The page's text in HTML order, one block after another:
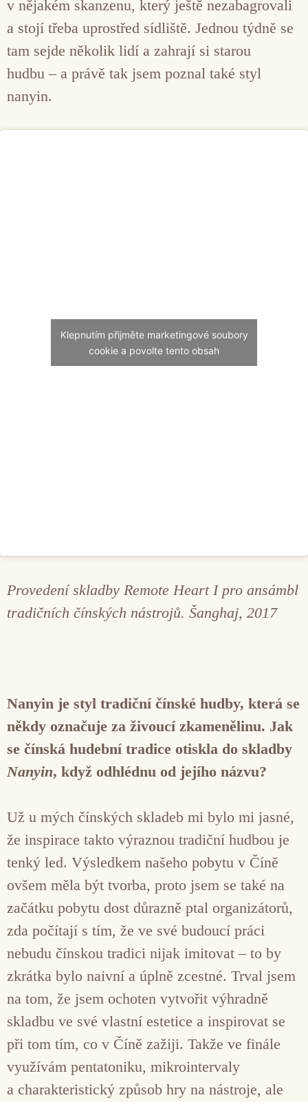
v nějakém skanzenu, který ještě nezabagrovali
a stojí třeba uprostřed sídliště. Jednou týdně se
tam sejde několik lidí a zahrají si starou
hudbu – a právě tak jsem poznal také styl
nanyin.
Klepnutím přijměte marketingové soubory
cookie a povolte tento obsah
Provedení skladby Remote Heart I pro ansámbl
tradičních čínských nástrojů. Šanghaj, 2017
Nanyin je styl tradiční čínské hudby, která se
někdy označuje za živoucí zkamenělinu. Jak
se čínská hudební tradice otiskla do skladby
Nanyin, když odhlédnu od jejího názvu?
Už u mých čínských skladeb mi bylo mi jasné,
že inspirace takto výraznou tradiční hudbou je
tenký led. Výsledkem našeho pobytu v Číně
ovšem měla být tvorba, proto jsem se také na
začátku pobytu dost důrazně ptal organizátorů,
zda počítají s tím, že ve své budoucí práci
nebudu čínskou tradici nijak imitovat – to by
zkrátka bylo naivní a úplně zcestné. Trval jsem
na tom, že jsem ochoten vytvořit výhradně
skladbu ve své vlastní estetice a inspirovat se
při tom tím, co v Číně zažiji. Takže ve finále
využívám pentatoniku, mikrointervaly
a charakteristický způsob hry na nástroje, ale